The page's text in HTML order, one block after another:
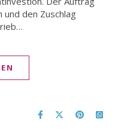
den Zuschlag